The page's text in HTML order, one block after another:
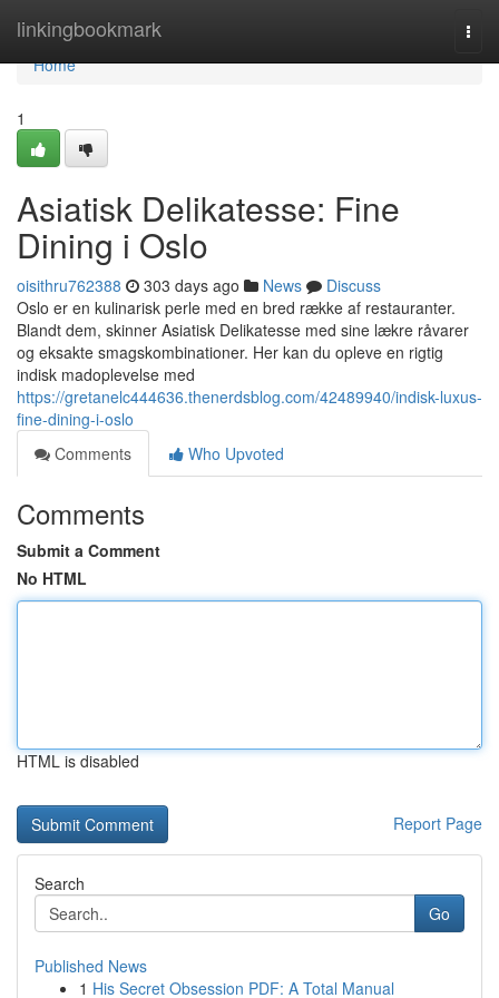
linkingbookmark
Home
Home
1
Asiatisk Delikatesse: Fine
Dining i Oslo
oisithru762388 303 days ago News
Discuss
Oslo er en kulinarisk perle med en bred række af restauranter.
Blandt dem, skinner Asiatisk Delikatesse med sine lækre råvarer
og eksakte smagskombinationer. Her kan du opleve en rigtig
indisk madoplevelse med
https://gretanelc444636.thenerdsblog.com/42489940/indisk-luxus-
fine-dining-i-oslo
Comments
Who Upvoted
Comments
Submit a Comment
No HTML
HTML is disabled
Report Page
Search
Go
Published News
1 His Secret Obsession PDF: A Total Manual